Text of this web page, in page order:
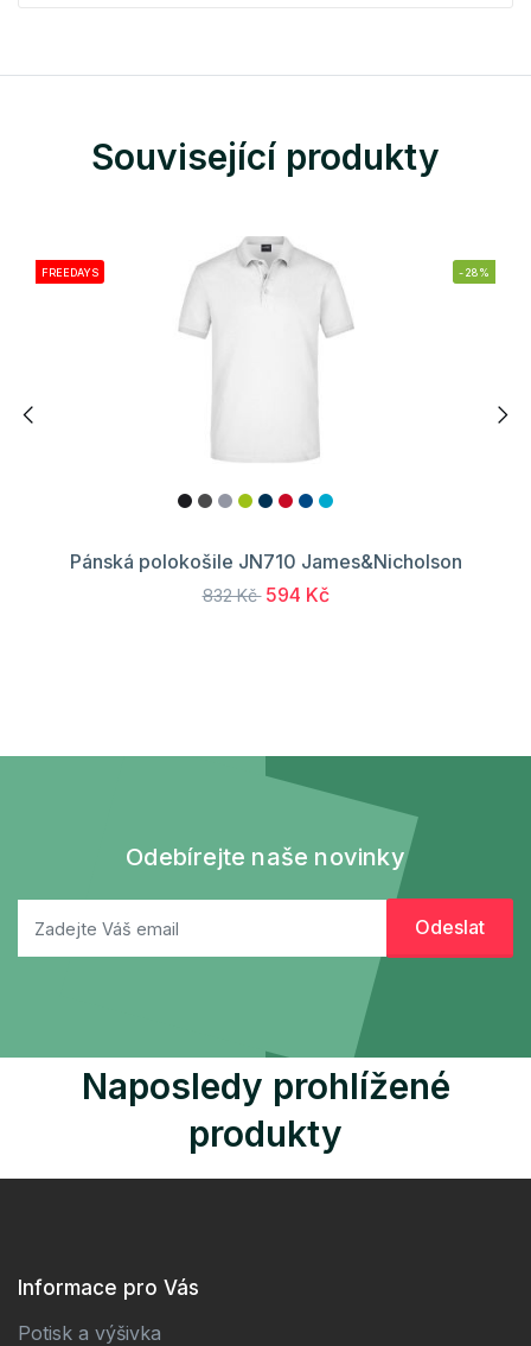
Související produkty
FREEDAYS -28%
Pánská polokošile JN710 James&Nicholson
832 Kč 594 Kč
Odebírejte naše novinky
Naposledy prohlížené
produkty
Informace pro Vás
Potisk a výšivka